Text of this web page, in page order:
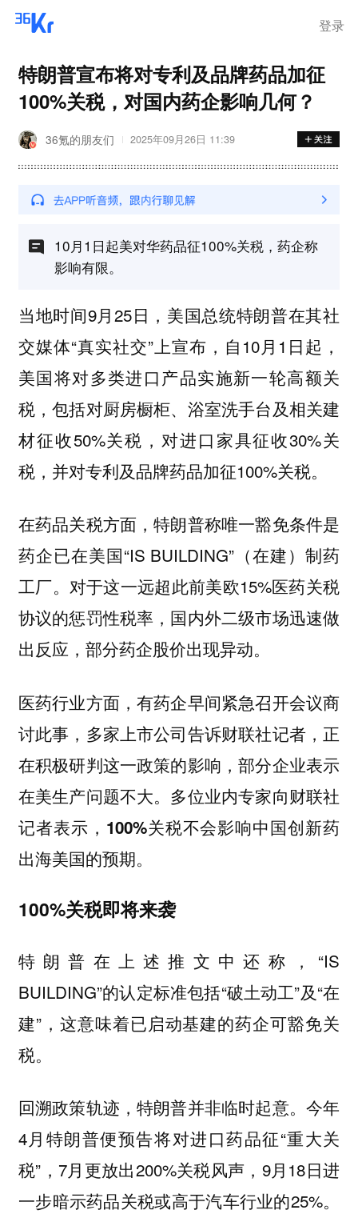
登录
特朗普宣布将对专利及品牌药品加征
100%关税，对国内药企影响几何？
36氪的朋友们 2025年09月26日 11:39
10月1日起美对华药品征100%关税，药企称
影响有限。
当地时间9月25日，美国总统特朗普在其社
交媒体“真实社交”上宣布，自10月1日起，
美国将对多类进口产品实施新一轮高额关
税，包括对厨房橱柜、浴室洗手台及相关建
材征收50%关税，对进口家具征收30%关
税，并对专利及品牌药品加征100%关税。
在药品关税方面，特朗普称唯一豁免条件是
药企已在美国“IS BUILDING”（在建）制药
工厂。对于这一远超此前美欧15%医药关税
协议的惩罚性税率，国内外二级市场迅速做
出反应，部分药企股价出现异动。
医药行业方面，有药企早间紧急召开会议商
讨此事，多家上市公司告诉财联社记者，正
在积极研判这一政策的影响，部分企业表示
在美生产问题不大。多位业内专家向财联社
记者表示，100%关税不会影响中国创新药
出海美国的预期。
100%关税即将来袭
特朗普在上述推文中还称，“IS
BUILDING”的认定标准包括“破土动工”及“在
建”，这意味着已启动基建的药企可豁免关
税。
回溯政策轨迹，特朗普并非临时起意。今年
4月特朗普便预告将对进口药品征“重大关
税”，7月更放出200%关税风声，9月18日进
一步暗示药品关税或高于汽车行业的25%。